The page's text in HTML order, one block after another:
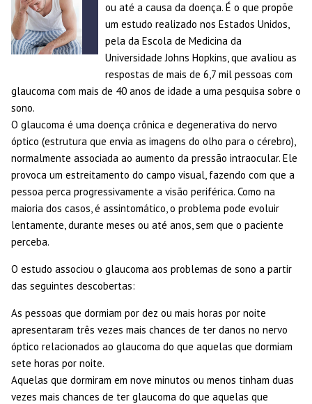
ou até a causa da doença. É o que propõe
um estudo realizado nos Estados Unidos,
pela da Escola de Medicina da
Universidade Johns Hopkins, que avaliou as
respostas de mais de 6,7 mil pessoas com
glaucoma com mais de 40 anos de idade a uma pesquisa sobre o
sono.
O glaucoma é uma doença crônica e degenerativa do nervo
óptico (estrutura que envia as imagens do olho para o cérebro),
normalmente associada ao aumento da pressão intraocular. Ele
provoca um estreitamento do campo visual, fazendo com que a
pessoa perca progressivamente a visão periférica. Como na
maioria dos casos, é assintomático, o problema pode evoluir
lentamente, durante meses ou até anos, sem que o paciente
perceba.
O estudo associou o glaucoma aos problemas de sono a partir
das seguintes descobertas:
As pessoas que dormiam por dez ou mais horas por noite
apresentaram três vezes mais chances de ter danos no nervo
óptico relacionados ao glaucoma do que aquelas que dormiam
sete horas por noite.
Aquelas que dormiram em nove minutos ou menos tinham duas
vezes mais chances de ter glaucoma do que aquelas que